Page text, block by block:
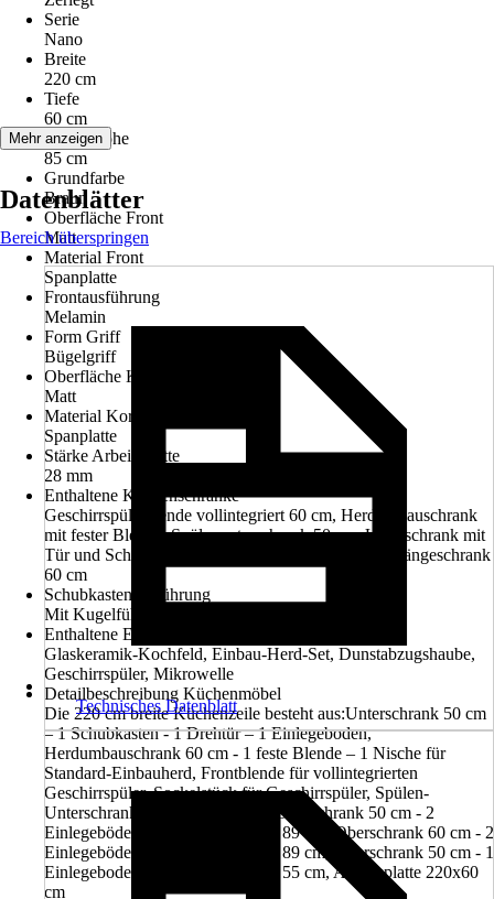
Serie
Nano
Breite
220 cm
Tiefe
60 cm
Arbeitshöhe
85 cm
Grundfarbe
Braun
Oberfläche Front
Matt
Material Front
Spanplatte
Frontausführung
Melamin
Form Griff
Bügelgriff
Oberfläche Korpus
Matt
Material Korpus
Spanplatte
Stärke Arbeitsplatte
28 mm
Enthaltene Küchenschränke
Geschirrspülerblende vollintegriert 60 cm, Herdumbauschrank
mit fester Blende, Spülenunterschrank 50 cm, Unterschrank mit
Tür und Schublade 50 cm, Hängeschrank 50 cm, Hängeschrank
60 cm
Schubkastenausführung
Mit Kugelführung und Spanplattenzarge
Enthaltene Elektrogeräte
Glaskeramik-Kochfeld, Einbau-Herd-Set, Dunstabzugshaube,
Geschirrspüler, Mikrowelle
Detailbeschreibung Küchenmöbel
Die 220 cm breite Küchenzeile besteht aus:Unterschrank 50 cm
– 1 Schubkasten - 1 Drehtür – 1 Einlegeboden,
Herdumbauschrank 60 cm - 1 feste Blende – 1 Nische für
Standard-Einbauherd, Frontblende für vollintegrierten
Geschirrspüler, Sockelstück für Geschirrspüler, Spülen-
Unterschrank 50 cm - 1 Drehtür, Oberschrank 50 cm - 2
Einlegeböden - 1 Drehtür – Höhe 89 cm, Oberschrank 60 cm - 2
Einlegeböden - 1 Drehtür – Höhe 89 cm, Oberschrank 50 cm - 1
Einlegeboden - 1 Drehtür – Höhe 55 cm, Arbeitsplatte 220x60
cm
Mehr anzeigen
Datenblätter
Bereich überspringen
Technisches Datenblatt